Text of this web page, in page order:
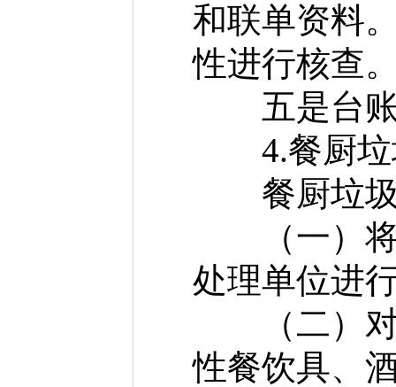
和联单资料
性进行核查
五是台账
4.餐厨垃
餐厨垃圾
（一）将
处理单位进
（二）对
性餐饮具、